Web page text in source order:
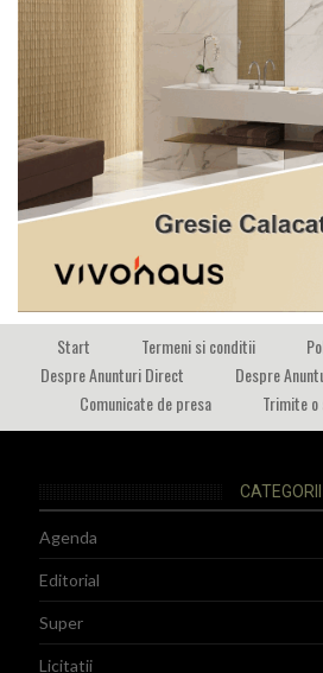
Start Termeni si conditii
Despre Anunturi Direct
Despre
Comunicate de presa
Trimite
Agenda
Editorial
Super
Licitatii